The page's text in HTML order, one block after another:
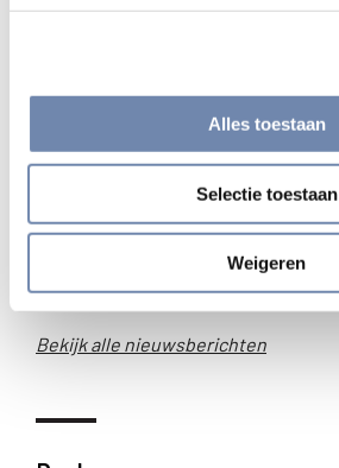
Alles toestaan
Selectie toestaan
Weigeren
Bekijk alle nieuwsberichten